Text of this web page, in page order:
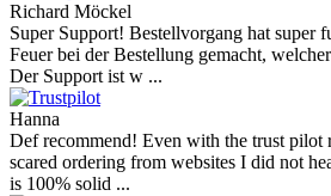
Richard Möckel
Super Support! Bestellvorgang hat super
Feuer bei der Bestellung gemacht,
Der Support ist w ...
Hanna
Def recommend! Even with the trust pilot
scared ordering from websites I did not
is 100% solid ...